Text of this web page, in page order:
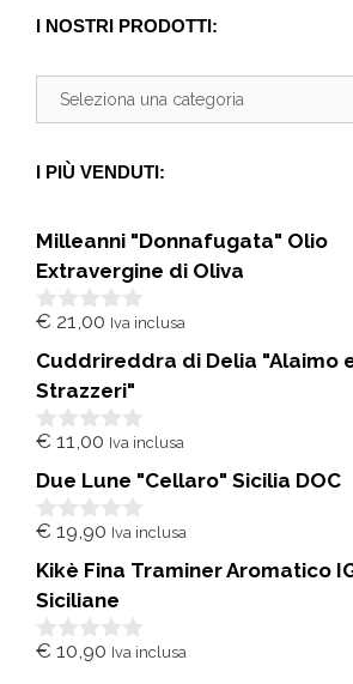
I NOSTRI PRODOTTI:
I PIÙ VENDUTI:
Milleanni "Donnafugata" Olio
Extravergine di Oliva
0
u
5
€ 21,00 Iva inclusa
Cuddrireddra di Delia "Alaimo
Strazzeri"
0
u
5
€ 11,00 Iva inclusa
Due Lune "Cellaro" Sicilia DOC
0
u
5
€ 19,90 Iva inclusa
Kikè Fina Traminer Aromatico
Siciliane
0
€ 10,90 Iva inclusa